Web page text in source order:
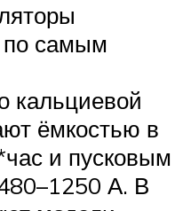
по самым
кальциевой
ёмкостью в
и пусковым
А. В